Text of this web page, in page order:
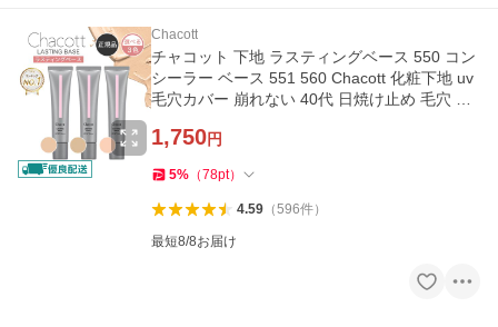
Chacott
チャコット 下地 ラスティングベース 550 コン
シーラー ベース 551 560 Chacott 化粧下地 uv
毛穴カバー 崩れない 40代 日焼け止め 毛穴 保
1,750円
5% （78pt）
4.59（596件）
最短8/8お届け